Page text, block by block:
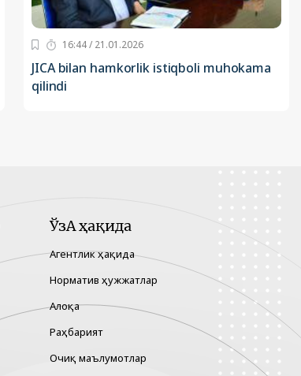
16:44 / 21.01.2026
JICA bilan hamkorlik istiqboli muhokama
qilindi
ЎзА ҳақида
Агентлик ҳақида
Норматив ҳужжатлар
Алоқа
Раҳбарият
Очиқ маълумотлар